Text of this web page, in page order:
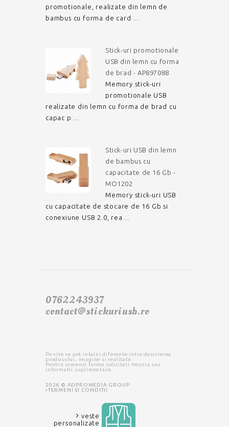
promotionale, realizate din lemn de
bambus cu forma de card ...
Stick-uri promotionale
USB din lemn cu forma
de brad - AP897088
Memory stick-uri
promotionale USB
realizate din lemn cu forma de brad cu
capac p ...
Stick-uri USB din lemn
de bambus cu
capacitate de 16 Gb -
MO1202
Memory stick-uri USB
cu capacitate de stocare de 16 Gb si
conexiune USB 2.0, rea ...
0762243937
contact@stickuriusb.ro
Pe site se pot intalni diferente intre descrierea
produsului, imagine si realitate.
Pentru comenzi ferme solicitati mostra sau
informatii suplimentare.
2026 © ADPROMEDIA GROUP
TERMENI SI CONDITII
veste
personalizate